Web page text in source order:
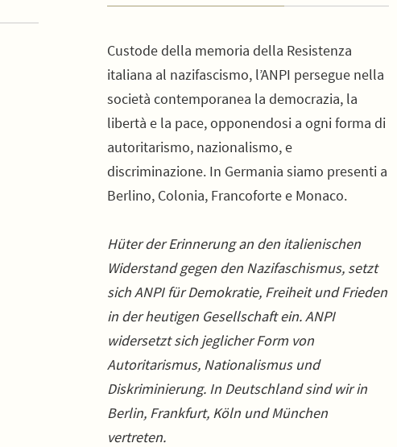
Custode della memoria della Resistenza
italiana al nazifascismo, l’ANPI persegue nella
società contemporanea la democrazia, la
libertà e la pace, opponendosi a ogni forma di
autoritarismo, nazionalismo, e
discriminazione. In Germania siamo presenti a
Berlino, Colonia, Francoforte e Monaco.
Hüter der Erinnerung an den italienischen
Widerstand gegen den Nazifaschismus, setzt
sich ANPI für Demokratie, Freiheit und Frieden
in der heutigen Gesellschaft ein. ANPI
widersetzt sich jeglicher Form von
Autoritarismus, Nationalismus und
Diskriminierung. In Deutschland sind wir in
Berlin, Frankfurt, Köln und München
vertreten.